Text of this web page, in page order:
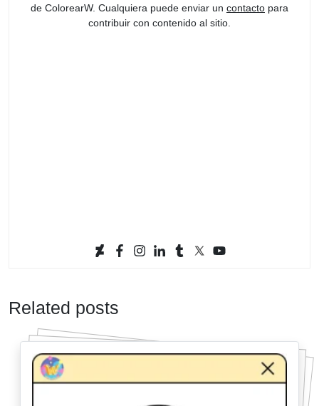
de ColorearW. Cualquiera puede enviar un contacto para
contribuir con contenido al sitio.
Related posts